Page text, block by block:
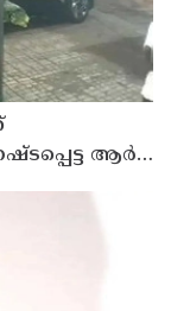
ആർ.